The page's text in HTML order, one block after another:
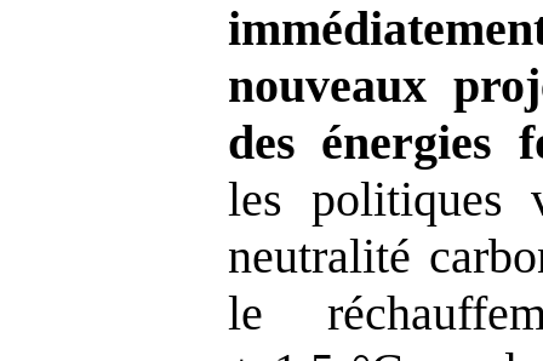
nouveaux
des énergies
les politiques
neutralité
le